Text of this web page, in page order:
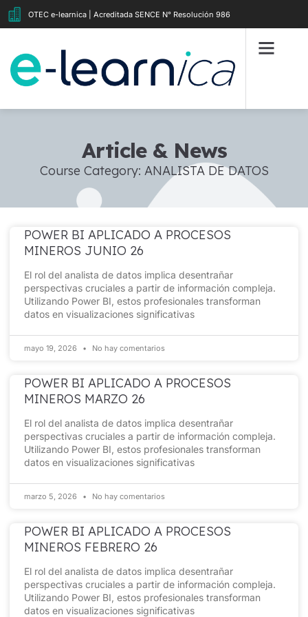
OTEC e-learnica | Acreditada SENCE N° Resolución 986
Article & News
Course Category: ANALISTA DE DATOS
POWER BI APLICADO A PROCESOS
MINEROS JUNIO 26
El rol del analista de datos implica desentrañar
perspectivas cruciales a partir de información compleja.
Utilizando Power BI, estos profesionales transforman
datos en visualizaciones significativas
mayo 19, 2026 No hay comentarios
POWER BI APLICADO A PROCESOS
MINEROS MARZO 26
El rol del analista de datos implica desentrañar
perspectivas cruciales a partir de información compleja.
Utilizando Power BI, estos profesionales transforman
datos en visualizaciones significativas
marzo 5, 2026 No hay comentarios
POWER BI APLICADO A PROCESOS
MINEROS FEBRERO 26
El rol del analista de datos implica desentrañar
perspectivas cruciales a partir de información compleja.
Utilizando Power BI, estos profesionales transforman
datos en visualizaciones significativas